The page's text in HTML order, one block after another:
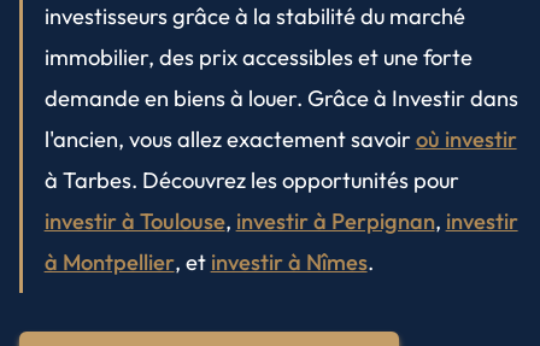
investisseurs grâce à la stabilité du marché
immobilier, des prix accessibles et une forte
demande en biens à louer. Grâce à Investir dans
l'ancien, vous allez exactement savoiroù investir
à Tarbes. Découvrez les opportunités pour
investir à Toulouse, investir à Perpignan, investir
à Montpellier, et investir à Nîmes.